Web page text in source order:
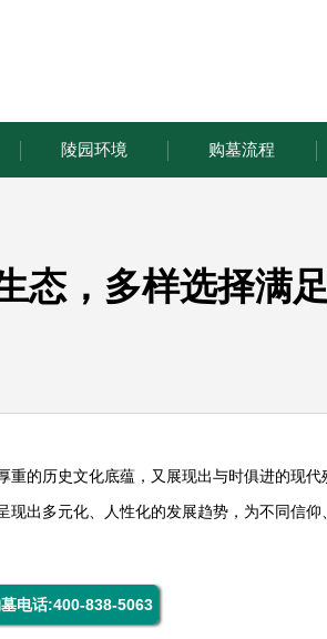
陵园环境 购墓流程
态，多样选择满
的历史文化底蕴，又展现出与时俱进的现
出多元化、人性化的发展趋势，为不同信
电话:400-838-5063